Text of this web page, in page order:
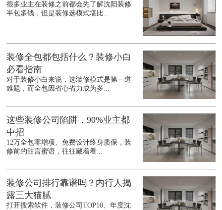
很多业主在装修之前都会先了解沈阳装修
半包多钱，但是装修选模式堪比...
装修全包都包括什么？装修小白
必看指南
对于装修小白来说，选装修模式是第一道
难题，而全包因省心省力成为多...
这些装修公司陷阱，90%业主都
中招
12万全包零增项、免费设计终身质保，装
修前的甜言蜜语，往往藏着看...
装修公司排行靠谱吗？内行人揭
露三大猫腻
打开搜索软件，装修公司TOP10、年度沈